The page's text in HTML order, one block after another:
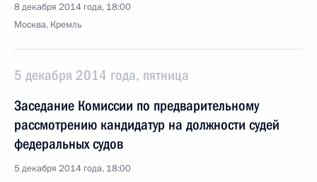
8 декабря 2014 года, 18:00
Москва, Кремль
5 декабря 2014 года, пятница
Заседание Комиссии по предварительному
рассмотрению кандидатур на должности судей
федеральных судов
5 декабря 2014 года, 18:00